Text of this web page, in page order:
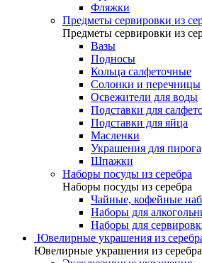
Фляжки
Предметы сервировки из
Предметы сервировки из
Вазы
Подносы
Кольца салфеточные
Солонки и перечницы
Освежители для воды
Подставки для
Подставки для яйца
Масленки
Украшения для
Шпажки
Наборы посуды из серебра
Наборы посуды из серебра
Чайные, кофейные
Наборы для
Наборы для
Ювелирные украшения из
Ювелирные украшения из серебра